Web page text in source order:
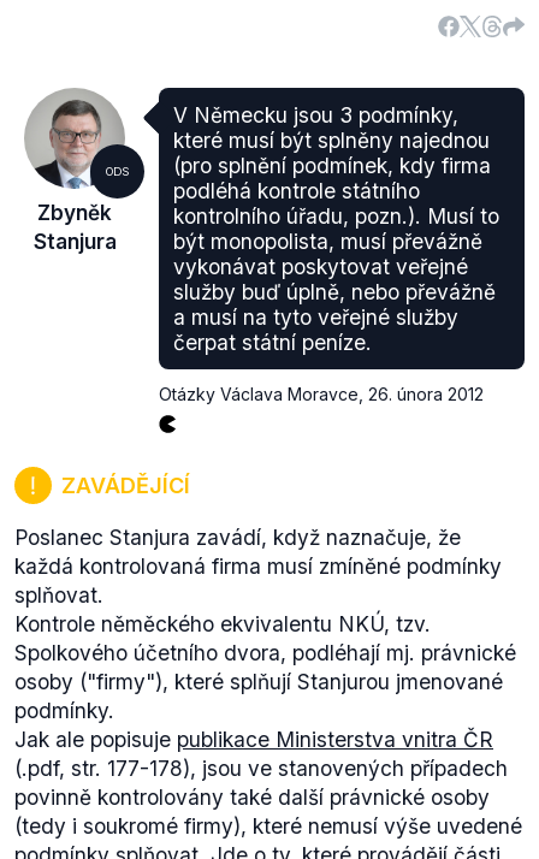
ODS
Zbyněk
Stanjura
V Německu jsou 3 podmínky,
které musí být splněny najednou
(pro splnění podmínek, kdy firma
podléhá kontrole státního
kontrolního úřadu, pozn.). Musí to
být monopolista, musí převážně
vykonávat poskytovat veřejné
služby buď úplně, nebo převážně
a musí na tyto veřejné služby
čerpat státní peníze.
Otázky Václava Moravce 26. února 2012
ZAVÁDĚJÍCÍ
Poslanec Stanjura zavádí, když naznačuje, že
každá kontrolovaná firma musí zmíněné podmínky
splňovat.
Kontrole něměckého ekvivalentu NKÚ, tzv.
Spolkového účetního dvora, podléhají mj. právnické
osoby ("firmy"), které splňují Stanjurou jmenované
podmínky.
Jak ale popisuje publikace Ministerstva vnitra ČR
(.pdf, str. 177-178), jsou ve stanovených případech
povinně kontrolovány také další právnické osoby
(tedy i soukromé firmy), které nemusí výše uvedené